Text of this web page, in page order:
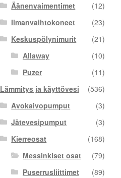
Äänenvaimentimet
(12)
Ilmanvaihtokoneet
(23)
Keskuspölynimurit
(21)
Allaway
(10)
Puzer
(11)
Lämmitys ja käyttövesi
(536)
Avokaivopumput
(3)
Jätevesipumput
(3)
Kierreosat
(168)
Messinkiset osat
(79)
Puserrusliittimet
(89)